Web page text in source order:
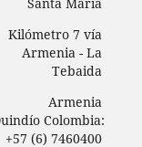
Santa María
Kilómetro 7 vía
Armenia - La
Tebaida
Armenia
Colombia:
+57 (6) 7460400